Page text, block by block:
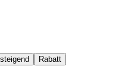
Rabatt